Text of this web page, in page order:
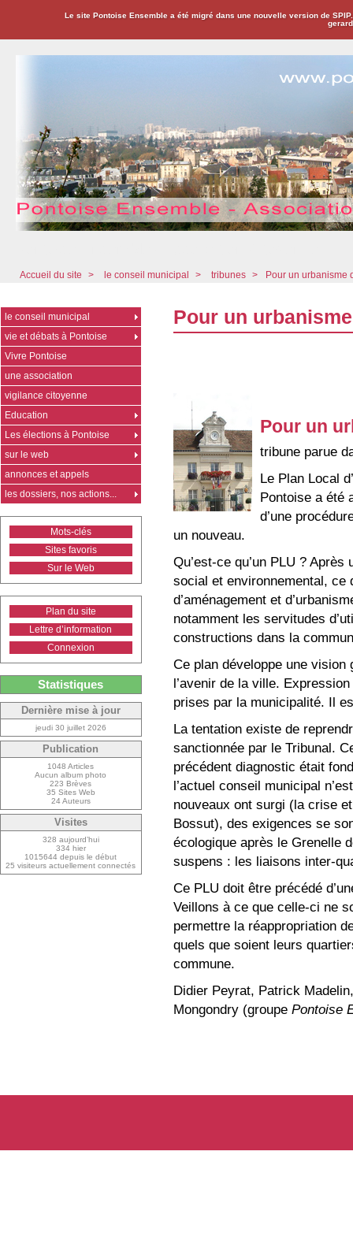
Le site Pontoise Ensemble a été migré dans une nouvelle version de
Accueil du site > le conseil municipal > tribunes > Pour un urbanisme
Pour un
Pour un
tribune parue
Le Plan Local
Pontoise a été
d’une
un nouveau.
Qu’est-ce qu’un PLU ?
social et environnemental, ce
d’aménagement et
notamment les servitudes
constructions dans la
Ce plan développe une vision
l’avenir de la ville.
prises par la municipalité. Il
La tentation existe de
sanctionnée par le Tribunal.
précédent diagnostic était
l’actuel conseil municipal
nouveaux ont surgi (la crise
Bossut), des exigences se
écologique après le Grenelle
suspens : les liaisons inter-
Ce PLU doit être précédé
Veillons à ce que celle-ci ne
permettre la réappropriation
quels que soient leurs
commune.
Didier Peyrat, Patrick
Mongondry (groupe Pontoise
le conseil municipal
vie et débats à Pontoise
Vivre Pontoise
une association
vigilance citoyenne
Education
Les élections à Pontoise
sur le web
annonces et appels
les dossiers, nos actions...
Mots-clés
Sites favoris
Sur le Web
Plan du site
Lettre d’information
Connexion
Statistiques
Dernière mise à jour
jeudi 30 juillet 2026
Publication
1048 Articles
Aucun album photo
223 Brèves
35 Sites Web
24 Auteurs
Visites
328 aujourd’hui
334 hier
1015644 depuis le début
25 visiteurs actuellement connectés